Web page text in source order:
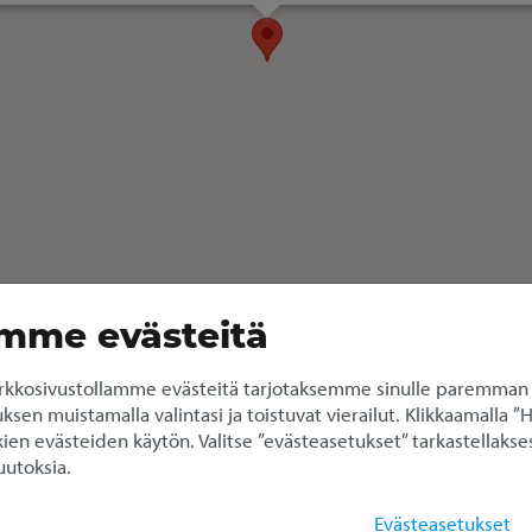
Kyläkaskentie (Isopaku 11
evästeitä
evästeitä tarjotaksemme sinulle paremman
muistamalla valintasi ja toistuvat vierailut. Klikkaamalla
evästeiden käytön. Valitse ”evästeasetukset”
Evästeasetukset